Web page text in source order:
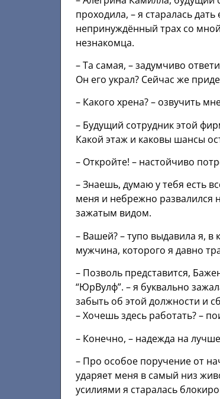
проходила, – я старалась
непринуждённый трах со
незнакомца.
– Та самая, – задумчиво
Он его украл? Сейчас же
– Какого хрена? – озвучить
– Будущий сотрудник этой
Какой этаж и каковы шансы
– Откройте! – настойчиво
– Знаешь, думаю у тебя есть
меня и небрежно развалился
зажатым видом.
– Вашей? – тупо выдавила я, в
мужчина, которого я давно
– Позволь представится,
“ЮрВулф”. – я буквально
забыть об этой должности и
– Хочешь здесь работать? –
– Конечно, – надежда на
– Про особое поручение от
ударяет меня в самый низ
усилиями я старалась